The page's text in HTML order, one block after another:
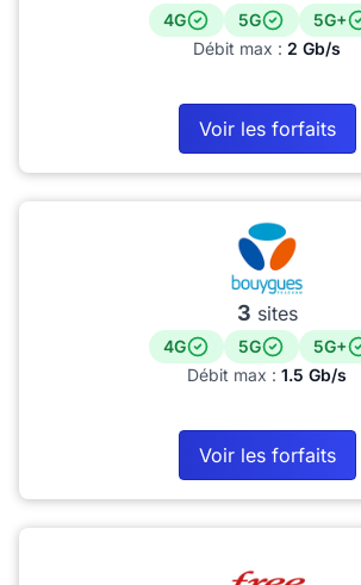
4G 5G
5G+
Débit max : 2 Gb/s
Voir les forfaits
3 sites
4G 5G
5G+
Débit max : 1.5 Gb/s
Voir les forfaits